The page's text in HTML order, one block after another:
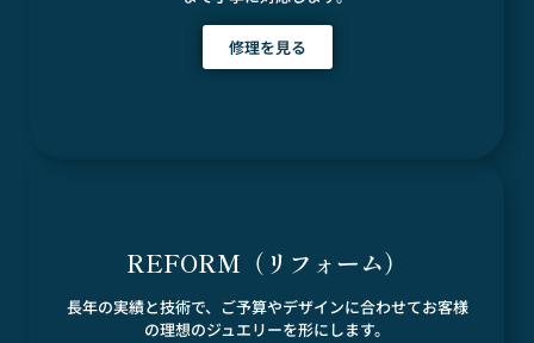
修理を見る
REFORM（リフォーム）
長年の実績と技術で、ご予算やデザインに合わせてお客様
の理想のジュエリーを形にします。